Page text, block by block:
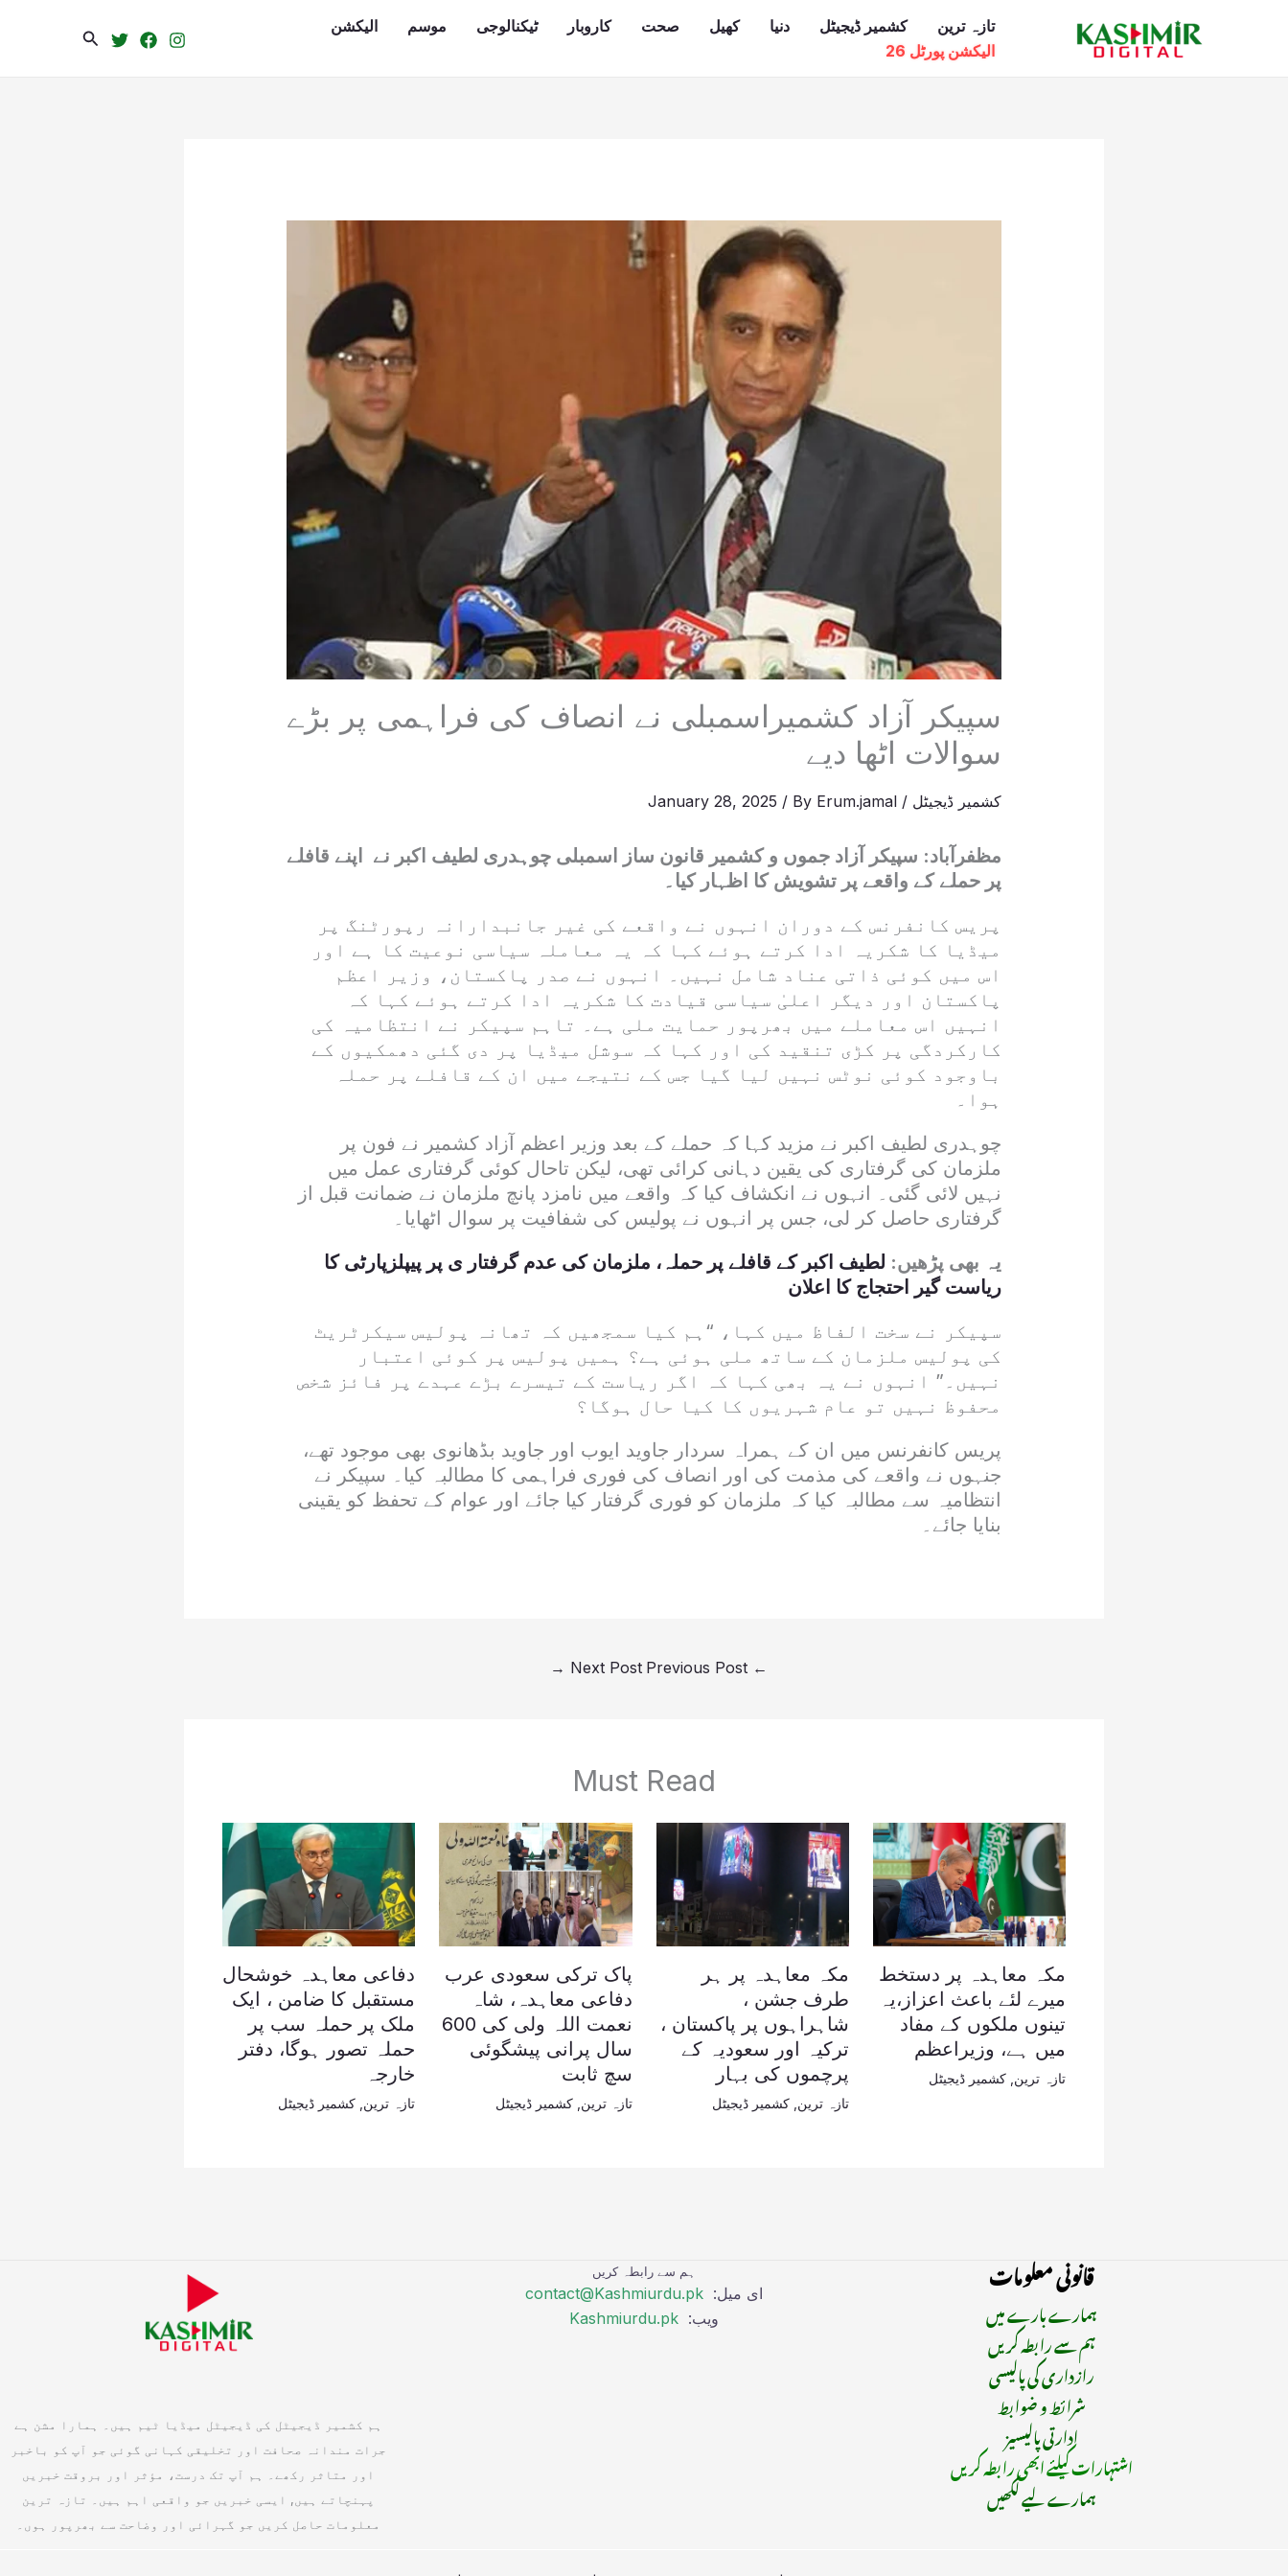
تازہ ترین کشمیر ڈیجیٹل دنیا کھیل صحت کاروبار ٹیکنالوجی موسم
الیکشن
الیکشن پورٹل 26
Search
سپیکر آزاد کشمیراسمبلی نے انصاف کی فراہمی پر بڑے
سوالات اٹھا دیے
کشمیر ڈیجیٹل /
January 28, 2025 / By Erum.jamal
مظفرآباد: سپیکر آزاد جموں و کشمیر قانون ساز اسمبلی چوہدری لطیف اکبر نے اپنے قافلے
پر حملے کے واقعے پر تشویش کا اظہار کیا۔
پریس کانفرنس کے دوران انہوں نے واقعے کی غیر جانبدارانہ رپورٹنگ پر
میڈیا کا شکریہ ادا کرتے ہوئے کہا کہ یہ معاملہ سیاسی نوعیت کا ہے اور
اس میں کوئی ذاتی عناد شامل نہیں۔ انہوں نے صدر پاکستان، وزیر اعظم
پاکستان اور دیگر اعلیٰ سیاسی قیادت کا شکریہ ادا کرتے ہوئے کہا کہ
انہیں اس معاملے میں بھرپور حمایت ملی ہے۔ تاہم سپیکر نے انتظامیہ کی
کارکردگی پر کڑی تنقید کی اور کہا کہ سوشل میڈیا پر دی گئی دھمکیوں کے
باوجود کوئی نوٹس نہیں لیا گیا جس کے نتیجے میں ان کے قافلے پر حملہ
ہوا۔
چوہدری لطیف اکبر نے مزید کہا کہ حملے کے بعد وزیر اعظم آزاد کشمیر نے فون پر
ملزمان کی گرفتاری کی یقین دہانی کرائی تھی، لیکن تاحال کوئی گرفتاری عمل میں
نہیں لائی گئی۔ انہوں نے انکشاف کیا کہ واقعے میں نامزد پانچ ملزمان نے ضمانت قبل از
گرفتاری حاصل کر لی، جس پر انہوں نے پولیس کی شفافیت پر سوال اٹھایا۔
یہ بھی پڑھیں: لطیف اکبر کے قافلے پر حملہ، ملزمان کی عدم گرفتار ی پر پیپلزپارٹی کا
ریاست گیر احتجاج کا اعلان
سپیکر نے سخت الفاظ میں کہا، “ہم کیا سمجھیں کہ تھانہ پولیس سیکرٹریٹ
کی پولیس ملزمان کے ساتھ ملی ہوئی ہے؟ ہمیں پولیس پر کوئی اعتبار
نہیں۔” انہوں نے یہ بھی کہا کہ اگر ریاست کے تیسرے بڑے عہدے پر فائز شخص
محفوظ نہیں تو عام شہریوں کا کیا حال ہوگا؟
پریس کانفرنس میں ان کے ہمراہ سردار جاوید ایوب اور جاوید بڈھانوی بھی موجود تھے،
جنہوں نے واقعے کی مذمت کی اور انصاف کی فوری فراہمی کا مطالبہ کیا۔ سپیکر نے
انتظامیہ سے مطالبہ کیا کہ ملزمان کو فوری گرفتار کیا جائے اور عوام کے تحفظ کو یقینی
بنایا جائے۔
←
Next Post
→
Must Read
مکہ معاہدہ پر دستخط
میرے لئے باعث اعزاز،یہ
تینوں ملکوں کے مفاد
میں ہے، وزیراعظم
تازہ ترین کشمیر ڈیجیٹل
مکہ معاہدہ پر ہر
طرف جشن ،
شاہراہوں پر پاکستان ،
ترکیہ اور سعودیہ کے
پرچموں کی بہار
تازہ ترین ,کشمیر ڈیجیٹل
پاک ترکی سعودی عرب
دفاعی معاہدہ، شاہ
نعمت اللہ ولی کی 600
سال پرانی پیشگوئی
سچ ثابت
تازہ ترین ,کشمیر ڈیجیٹل
دفاعی معاہدہ خوشحال
مستقبل کا ضامن ، ایک
ملک پر حملہ سب پر
حملہ تصور ہوگا، دفتر
خارجہ
تازہ ترین کشمیر ڈیجیٹل
قانونی معلومات
ہمارے بارے میں
ہم سے رابطہ کریں
رازداری کی پالیسی
شرائط و ضوابط
ادارتی پالیسیز
اشتہارات کیلئے ابھی رابطہ کریں
ہمارے لیے لکھیں
ہم سے رابطہ کریں
ای میل: contact@Kashmiurdu.pk
ویب: Kashmiurdu.pk
ہم کشمیر ڈیجیٹل کی ڈیجیٹل میڈیا ٹیم ہیں۔ ہمارا مشن ہے
جرات مندانہ صحافت اور تخلیقی کہانی گوئی جو آپ کو باخبر
اور متاثر رکھے۔ ہم آپ تک درست، مؤثر اور بروقت خبریں
پہنچاتے ہیں, ایسی خبریں جو واقعی اہم ہیں۔ تازہ ترین
معلومات حاصل کریں جو گہرائی اور وضاحت سے بھرپور ہوں۔